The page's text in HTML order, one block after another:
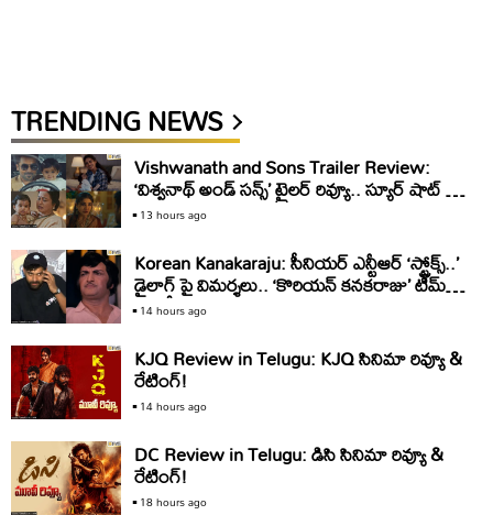
TRENDING NEWS
Vishwanath and Sons Trailer Review:
‘విశ్వనాథ్ అండ్ సన్స్’ ట్రైలర్ రివ్యూ.. స్యూర్ షాట్ బ్లాక్
బస్టర్
13 hours ago
Korean Kanakaraju: సీనియర్ ఎన్టీఆర్ ‘స్ట్రోక్స్..’
డైలాగ్ పై విమర్శలు.. ‘కొరియన్ కనకరాజు’ టీమ్
క్లారిటీ ఇది
14 hours ago
KJQ Review in Telugu: KJQ సినిమా రివ్యూ &
రేటింగ్!
14 hours ago
DC Review in Telugu: డిసి సినిమా రివ్యూ &
రేటింగ్!
18 hours ago